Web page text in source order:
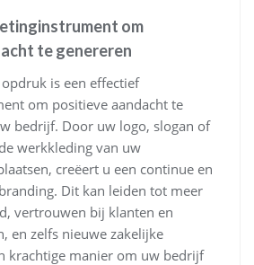
om
te genereren
is een effectief
om positieve aandacht te
bedrijf. Door uw logo, slogan of
werkkleding van uw
creëert u een continue en
Dit kan leiden tot meer
vertrouwen bij klanten en
en zelfs nieuwe zakelijke
krachtige manier om uw bedrijf